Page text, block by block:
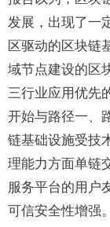
发展，出现了一
区驱动的区块链
域节点建设的区
三行业应用优先
开始与路径一、
链基础设施受技
理能力方面单链
服务平台的用户
可信安全性增强。